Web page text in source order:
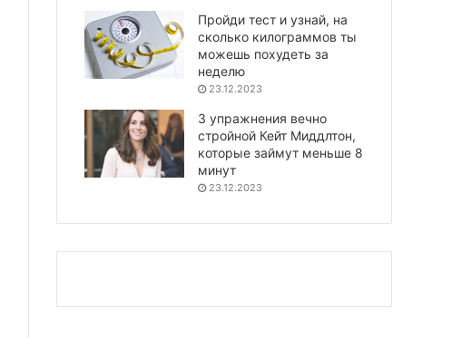
Пройди тест и узнай, на
сколько килограммов ты
можешь похудеть за
неделю
23.12.2023
3 упражнения вечно
стройной Кейт Миддлтон,
которые займут меньше 8
минут
23.12.2023